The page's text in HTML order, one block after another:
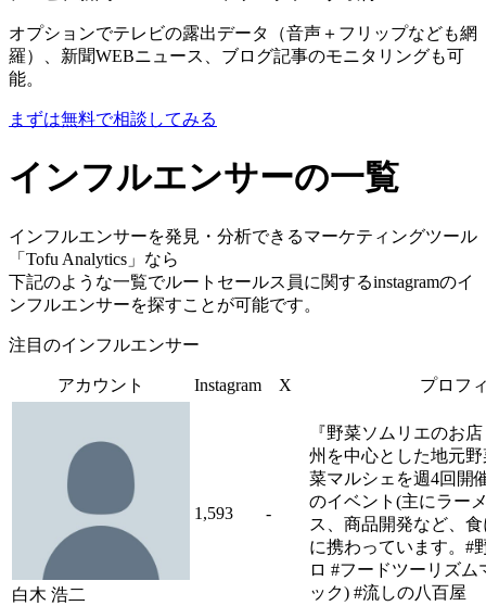
オプションでテレビの露出データ（音声＋フリップなども網
羅）、新聞WEBニュース、ブログ記事のモニタリングも可
能。
まずは無料で相談してみる
インフルエンサーの一覧
インフルエンサーを発見・分析できるマーケティングツール
「Tofu Analytics」なら
下記のような一覧でルートセールス員に関するinstagramのイ
ンフルエンサーを探すことが可能です。
注目のインフルエンサー
アカウント Instagram X プロフ
白木 浩二
1,593 -
『野菜ソムリエのお
州を中心とした地元
菜マルシェを週4回開
のイベント(主にラー
ス、商品開発など、
に携わっています。#
ロ #フードツーリズ
ック) #流しの八百屋